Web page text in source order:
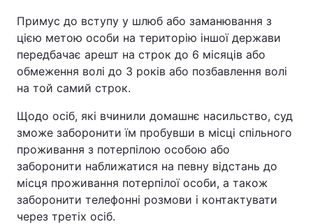
Примус до вступу у шлюб або заманювання з
цією метою особи на територію іншої держави
передбачає арешт на строк до 6 місяців або
обмеження волі до 3 років або позбавлення волі
на той самий строк.
Щодо осіб, які вчинили домашнє насильство, суд
зможе заборонити їм пробувши в місці спільного
проживання з потерпілою особою або
заборонити наближатися на певну відстань до
місця проживання потерпілої особи, а також
заборонити телефонні розмови і контактувати
через третіх осіб.